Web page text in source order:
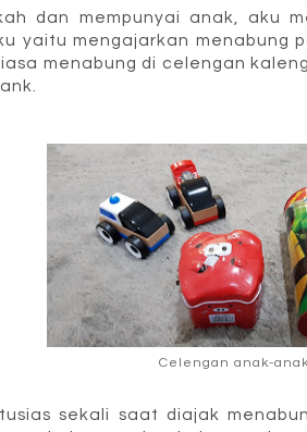
dan mempunyai anak, aku
yaitu mengajarkan menabung
menabung di celengan
Celengan anak-
sekali saat diajak